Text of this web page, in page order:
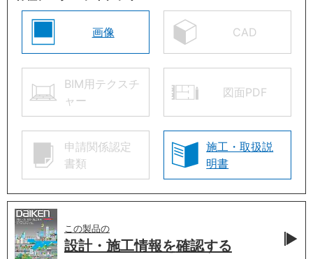
画像 CAD
BIM用テクスチ
ャー
図面PDF
申請関係認定
書類
施工・取扱説
明書
この製品の
設計・施工情報を確認する